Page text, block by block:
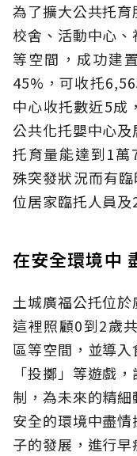
為了擴大公共托
校舍、活動中心
等空間，成功建
45%，可收托
中心收托數近5成
公共化托嬰中心
托育量能達到1萬
殊突發狀況而有
位居家臨托人員及
在安全環境中
土城廣福公托位於
這裡照顧0到2歲
區等空間，並導
「投擲」等遊戲
制，為未來的精
安全的環境中盡
子的發展，進行早